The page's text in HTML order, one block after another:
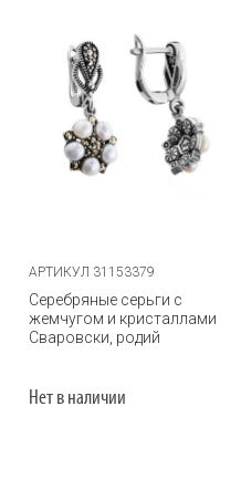
АРТИКУЛ 31153379
Серебряные серьги с
жемчугом и кристаллами
Сваровски, родий
Нет в наличии